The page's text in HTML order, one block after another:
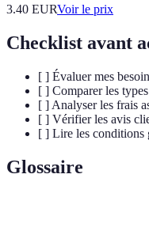
3.40 EURVoir le prix
Checklist avant
[ ] Évaluer mes
[ ] Comparer les
[ ] Analyser les frais
[ ] Vérifier les avis
[ ] Lire les conditions
Glossaire